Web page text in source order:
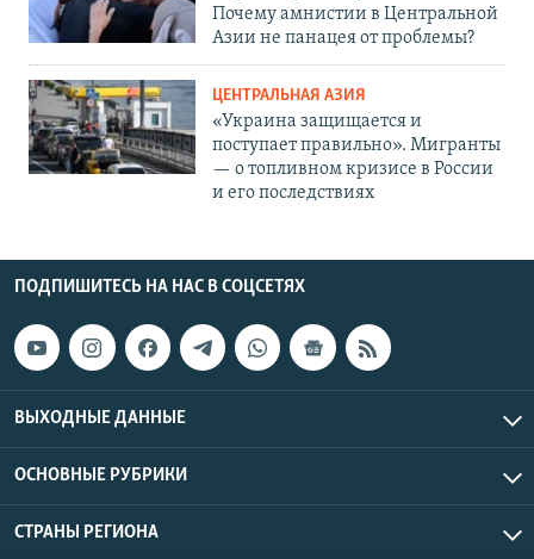
Почему амнистии в Центральной
Азии не панацея от проблемы?
ЦЕНТРАЛЬНАЯ АЗИЯ
«Украина защищается и
поступает правильно». Мигранты
— о топливном кризисе в России
и его последствиях
ПОДПИШИТЕСЬ НА НАС В СОЦСЕТЯХ
ВЫХОДНЫЕ ДАННЫЕ
ОСНОВНЫЕ РУБРИКИ
СТРАНЫ РЕГИОНА